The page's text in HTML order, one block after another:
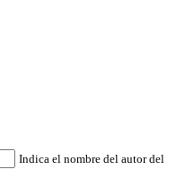
Indica el nombre del autor del